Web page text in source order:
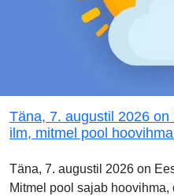
Täna, 7. augustil 2026
ilm, mitmel pool
Täna, 7. augustil 2026 on
Mitmel pool sajab